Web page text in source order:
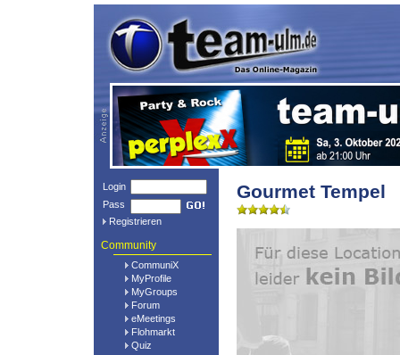
Login
Pass
Registrieren
Community
CommuniX
MyProfile
MyGroups
Forum
eMeetings
Flohmarkt
Quiz
Gourmet Tempel